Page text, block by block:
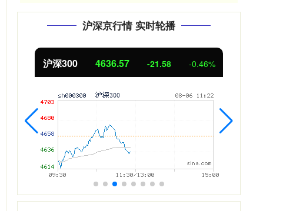
沪深京行情 实时轮播
沪深300 4636.57 -21.58 -0.46%